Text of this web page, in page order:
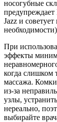
носогубные
Jazz и
При
эффекты
когда слишком
массажа.
из-за
узлы,
нереально,
выбирайте